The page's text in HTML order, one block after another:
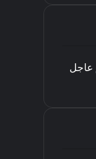
عاجل